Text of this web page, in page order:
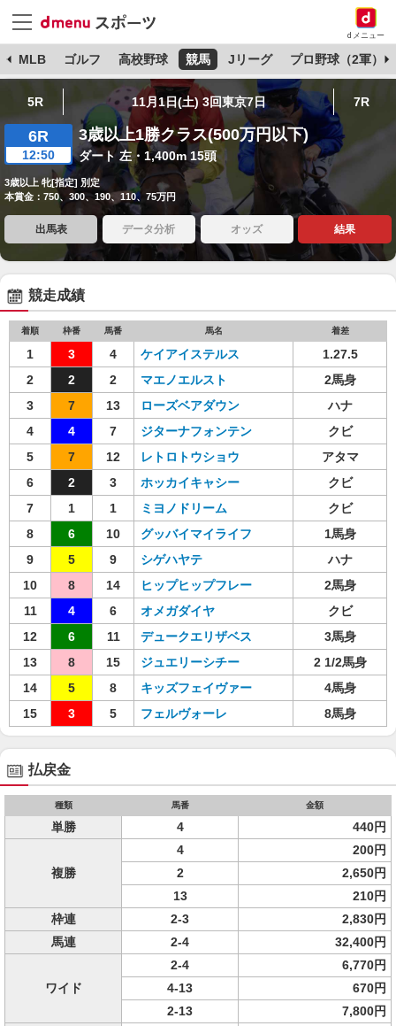
dメニュー
MLB ゴルフ 高校野球 競馬 Jリーグ プロ野球（2軍）
5R 11月1日(土) 3回東京7日 7R
6R
12:50
3歳以上1勝クラス(500万円以下)
ダート 左・1,400m 15頭
3歳以上 牝[指定] 別定
本賞金：750、300、190、110、75万円
出馬表 データ分析 オッズ 結果
競走成績
着順 枠番 馬番 馬名 着差
1 3 4 ケイアイステルス
1.27.5
2
2 2 マエノエルスト
2馬身
3
7 13 ローズベアダウン
ハナ
4
4 7 ジターナフォンテン
クビ
5
7 12 レトロトウショウ
アタマ
6
2 3 ホッカイキャシー
クビ
7
1 1 ミヨノドリーム
クビ
8
6 10 グッバイマイライフ
1馬身
9
5 9 シゲハヤテ
ハナ
10
8 14 ヒップヒップフレー
2馬身
11
4 6 オメガダイヤ
クビ
12
6 11 デュークエリザベス
3馬身
13
8 15 ジュエリーシチー
2 1/2馬身
14
5 8 キッズフェイヴァー
4馬身
15
3 5 フェルヴォーレ 8馬身
払戻金
種類 馬番 金額
単勝 4 440円
複勝
4
200円
2
2,650円
13
210円
枠連
2-3
2,830円
馬連
2-4 32,400円
ワイド
2-4
6,770円
4-13
670円
2-13
7,800円